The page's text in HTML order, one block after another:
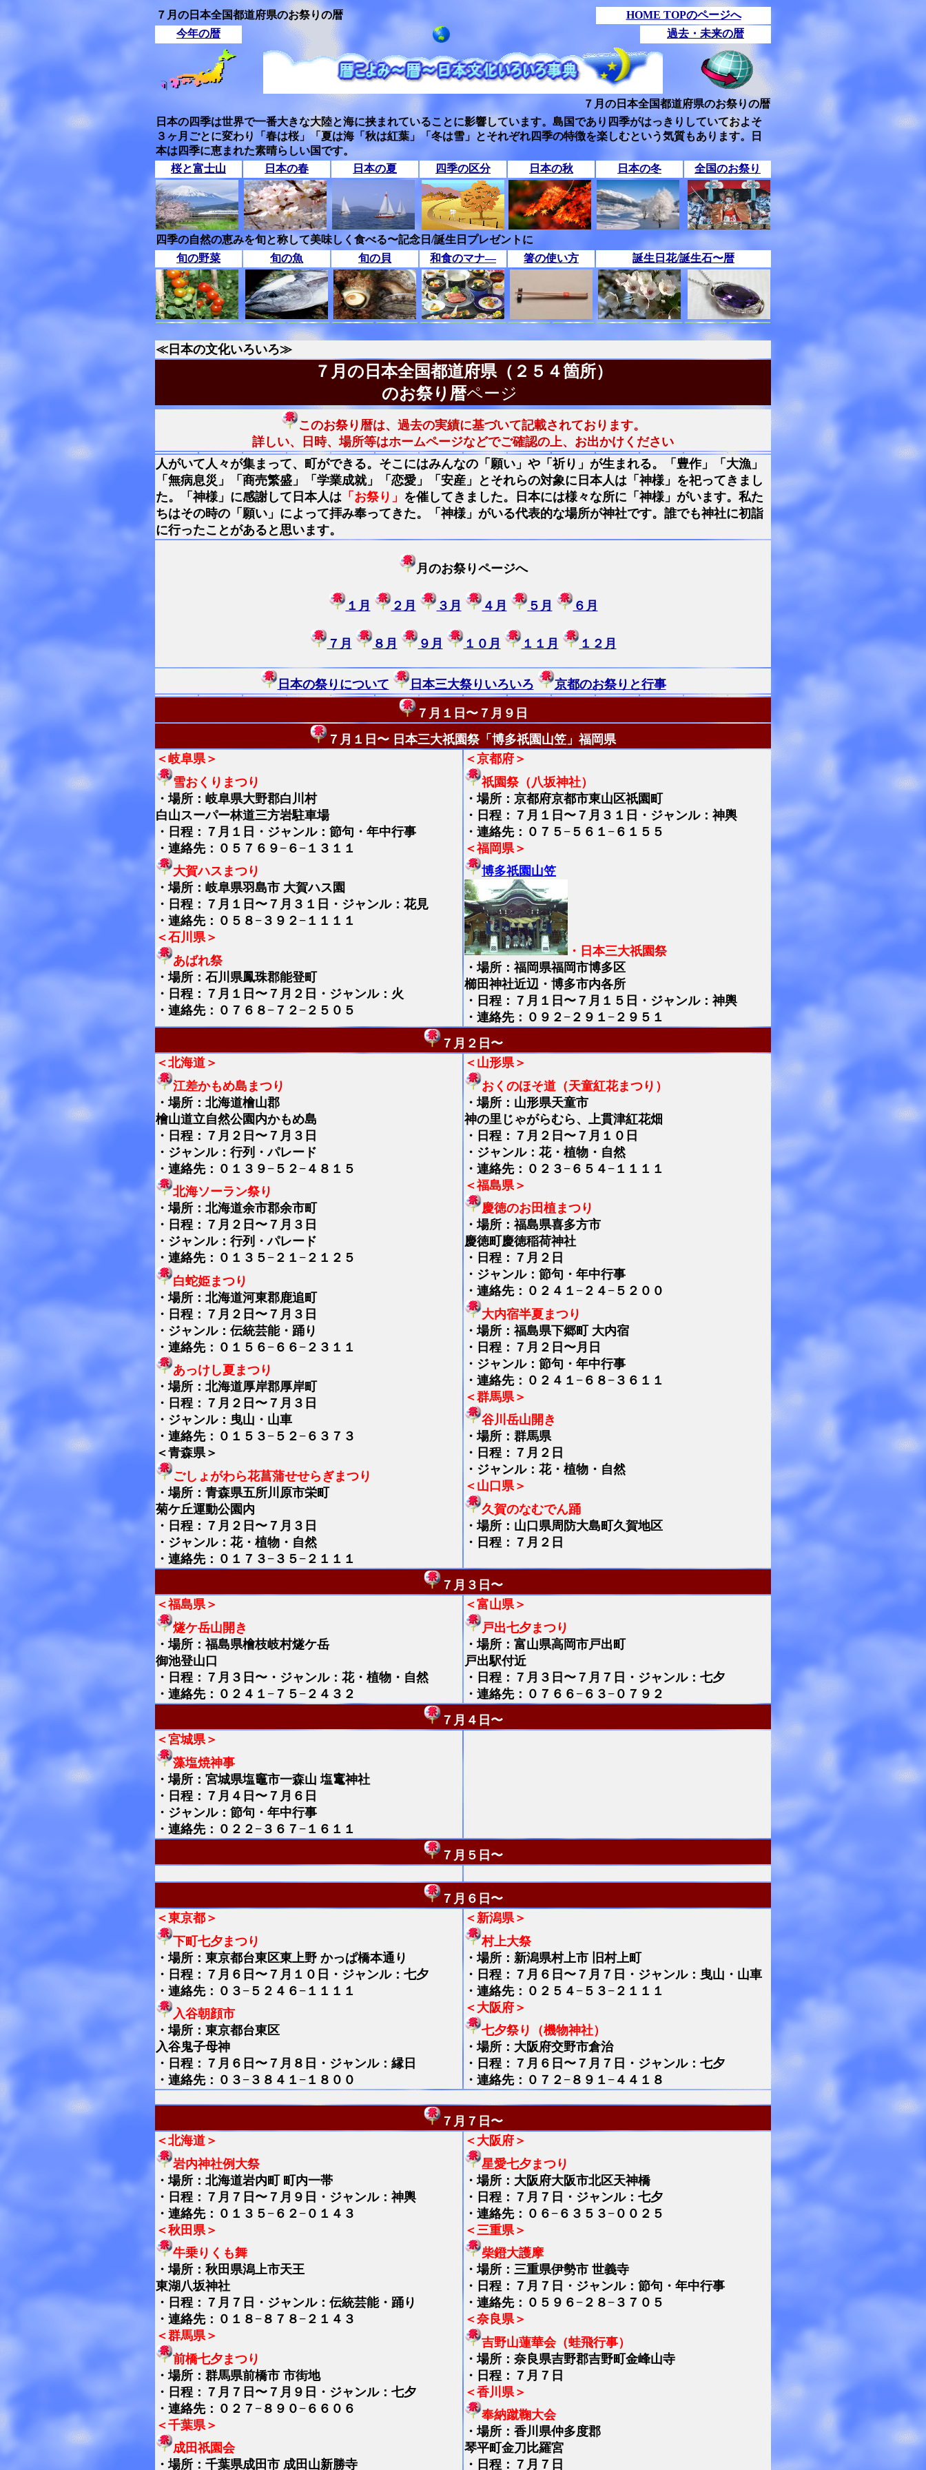
７月の日本全国都道府県のお祭りの暦
HOME TOPのページへ
今年の暦
過去・未来の暦
７月の日本全国都道府県のお祭りの暦
日本の四季は世界で一番大きな大陸と海に挟まれていることに影響しています。島国であり四季がはっきりしていておよそ
３ヶ月ごとに変わり「春は桜」「夏は海「秋は紅葉」「冬は雪」とそれぞれ四季の特徴を楽しむという気質もあります。日
本は四季に恵まれた素晴らしい国です。
桜と富士山
日本の春 日本の夏 四季の区分 日本の秋 日本の冬 全国のお祭り
四季の自然の恵みを旬と称して美味しく食べる〜記念日/誕生日プレゼントに
旬の野菜
旬の魚 旬の貝 和食のマナ― 箸の使い方 誕生日花/誕生石〜暦
≪日本の文化いろいろ≫
７月の日本全国都道府県（２５４箇所）
のお祭り暦ページ
このお祭り暦は、過去の実績に基づいて記載されております。
詳しい、日時、場所等はホームページなどでご確認の上、お出かけください
人がいて人々が集まって、町ができる。そこにはみんなの「願い」や「祈り」が生まれる。「豊作」「大漁」
「無病息災」「商売繁盛」「学業成就」「恋愛」「安産」とそれらの対象に日本人は「神様」を祀ってきまし
た。「神様」に感謝して日本人は 「お祭り」 を催してきました。日本には様々な所に「神様」がいます。私た
ちはその時の「願い」によって拝み奉ってきた。「神様」がいる代表的な場所が神社です。誰でも神社に初詣
に行ったことがあると思います。
月のお祭りページへ
１月 ２月 ３月 ４月 ５月 ６月
７月 ８月 ９月 １０月 １１月 １２月
日本の祭りについて 日本三大祭りいろいろ 京都のお祭りと行事
７月１日〜７月９日
７月１日〜 日本三大祇園祭「博多祇園山笠」福岡県
＜岐阜県＞
雪おくりまつり
・場所：岐阜県大野郡白川村
白山スーパー林道三方岩駐車場
・日程：７月１日・ジャンル：節句・年中行事
・連絡先：０５７６９−６−１３１１
大賀ハスまつり
・場所：岐阜県羽島市 大賀ハス園
・日程：７月１日〜７月３１日・ジャンル：花見
・連絡先：０５８−３９２−１１１１
＜石川県＞
あばれ祭
・場所：石川県鳳珠郡能登町
・日程：７月１日〜７月２日・ジャンル：火
・連絡先：０７６８−７２−２５０５
＜京都府＞
祇園祭（八坂神社）
・場所：京都府京都市東山区祇園町
・日程：７月１日〜７月３１日・ジャンル：神輿
・連絡先：０７５−５６１−６１５５
＜福岡県＞
博多祇園山笠
・日本三大祇園祭
・場所：福岡県福岡市博多区
櫛田神社近辺・博多市内各所
・日程：７月１日〜７月１５日・ジャンル：神輿
・連絡先：０９２−２９１−２９５１
７月２日〜
＜北海道＞
江差かもめ島まつり
・場所：北海道檜山郡
檜山道立自然公園内かもめ島
・日程：７月２日〜７月３日
・ジャンル：行列・パレード
・連絡先：０１３９−５２−４８１５
北海ソーラン祭り
・場所：北海道余市郡余市町
・日程：７月２日〜７月３日
・ジャンル：行列・パレード
・連絡先：０１３５−２１−２１２５
白蛇姫まつり
・場所：北海道河東郡鹿追町
・日程：７月２日〜７月３日
・ジャンル：伝統芸能・踊り
・連絡先：０１５６−６６−２３１１
あっけし夏まつり
・場所：北海道厚岸郡厚岸町
・日程：７月２日〜７月３日
・ジャンル：曳山・山車
・連絡先：０１５３−５２−６３７３
＜青森県＞
ごしょがわら花菖蒲せせらぎまつり
・場所：青森県五所川原市栄町
菊ケ丘運動公園内
・日程：７月２日〜７月３日
・ジャンル：花・植物・自然
・連絡先：０１７３−３５−２１１１
＜山形県＞
おくのほそ道（天童紅花まつり）
・場所：山形県天童市
神の里じゃがらむら、上貫津紅花畑
・日程：７月２日〜７月１０日
・ジャンル：花・植物・自然
・連絡先：０２３−６５４−１１１１
＜福島県＞
慶徳のお田植まつり
・場所：福島県喜多方市
慶徳町慶徳稲荷神社
・日程：７月２日
・ジャンル：節句・年中行事
・連絡先：０２４１−２４−５２００
大内宿半夏まつり
・場所：福島県下郷町 大内宿
・日程：７月２日〜月日
・ジャンル：節句・年中行事
・連絡先：０２４１−６８−３６１１
＜群馬県＞
谷川岳山開き
・場所：群馬県
・日程：７月２日
・ジャンル：花・植物・自然
＜山口県＞
久賀のなむでん踊
・場所：山口県周防大島町久賀地区
・日程：７月２日
７月３日〜
＜福島県＞
燧ケ岳山開き
・場所：福島県檜枝岐村燧ケ岳
御池登山口
・日程：７月３日〜・ジャンル：花・植物・自然
・連絡先：０２４１−７５−２４３２
＜富山県＞
戸出七夕まつり
・場所：富山県高岡市戸出町
戸出駅付近
・日程：７月３日〜７月７日・ジャンル：七夕
・連絡先：０７６６−６３−０７９２
７月４日〜
＜宮城県＞
藻塩焼神事
・場所：宮城県塩竈市一森山 塩竃神社
・日程：７月４日〜７月６日
・ジャンル：節句・年中行事
・連絡先：０２２−３６７−１６１１
７月５日〜
７月６日〜
＜東京都＞
下町七夕まつり
・場所：東京都台東区東上野 かっぱ橋本通り
・日程：７月６日〜７月１０日・ジャンル：七夕
・連絡先：０３−５２４６−１１１１
入谷朝顔市
・場所：東京都台東区
入谷鬼子母神
・日程：７月６日〜７月８日・ジャンル：縁日
・連絡先：０３−３８４１−１８００
＜新潟県＞
村上大祭
・場所：新潟県村上市 旧村上町
・日程：７月６日〜７月７日・ジャンル：曳山・山車
・連絡先：０２５４−５３−２１１１
＜大阪府＞
七夕祭り（機物神社）
・場所：大阪府交野市倉治
・日程：７月６日〜７月７日・ジャンル：七夕
・連絡先：０７２−８９１−４４１８
７月７日〜
＜北海道＞
岩内神社例大祭
・場所：北海道岩内町 町内一帯
・日程：７月７日〜７月９日・ジャンル：神輿
・連絡先：０１３５−６２−０１４３
＜秋田県＞
牛乗りくも舞
・場所：秋田県潟上市天王
東湖八坂神社
・日程：７月７日・ジャンル：伝統芸能・踊り
・連絡先：０１８−８７８−２１４３
＜群馬県＞
前橋七夕まつり
・場所：群馬県前橋市 市街地
・日程：７月７日〜７月９日・ジャンル：七夕
・連絡先：０２７−８９０−６６０６
＜千葉県＞
成田祇園会
・場所：千葉県成田市 成田山新勝寺
＜大阪府＞
星愛七夕まつり
・場所：大阪府大阪市北区天神橋
・日程：７月７日・ジャンル：七夕
・連絡先：０６−６３５３−００２５
＜三重県＞
柴鐙大護摩
・場所：三重県伊勢市 世義寺
・日程：７月７日・ジャンル：節句・年中行事
・連絡先：０５９６−２８−３７０５
＜奈良県＞
吉野山蓮華会（蛙飛行事）
・場所：奈良県吉野郡吉野町金峰山寺
・日程：７月７日
＜香川県＞
奉納蹴鞠大会
・場所：香川県仲多度郡
琴平町金刀比羅宮
・日程：７月７日